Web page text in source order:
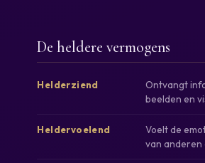
De heldere vermogens
Helderziend
Ontvangt
beelden en
Heldervoelend
Voelt de
van anderen